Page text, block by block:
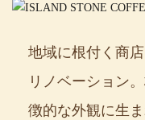
地域に根付く商
リノベーション
徴的な外観に生